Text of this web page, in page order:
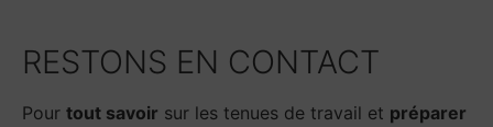
RESTONS EN CONTACT
Pour tout savoir sur les tenues de travail et préparer